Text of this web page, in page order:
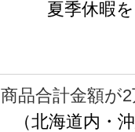
夏季休暇
商品合計金額が
（北海道内・